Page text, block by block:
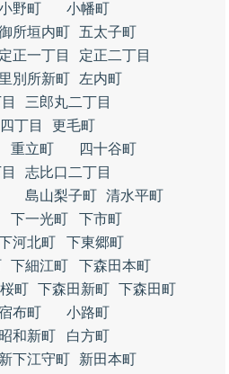
野町
小幡町
所垣内町
五太子町
定正一丁目
定正二丁目
里別所新町
左内町
三郎丸二丁目
丁目
更毛町
重立町
四十谷町
志比口二丁目
島山梨子町 清水平町
下一光町
下市町
河北町
下東郷町
下細江町
下森田本町
町 下森田新町 下森田町
布町
小路町
昭和新町
白方町
新下江守町
新田本町